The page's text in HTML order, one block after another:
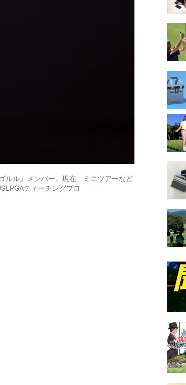
ルル』メンバー。現在、ミニツアーなど
ティーチングプロ